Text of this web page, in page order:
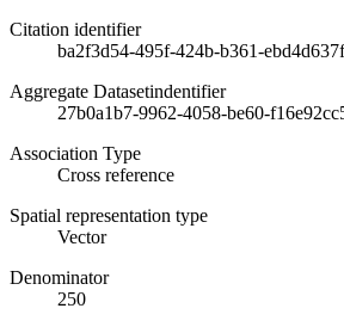
Citation identifier
ba2f3d54-495f-424b-b361-
Aggregate Datasetindentifier
27b0a1b7-9962-4058-be60-
Association Type
Cross reference
Spatial representation type
Vector
Denominator
250